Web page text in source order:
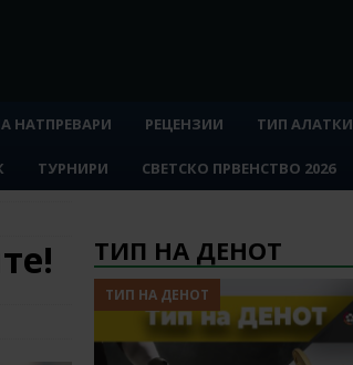
НАТПРЕВАРИ РЕЦЕНЗИИ ТИП АЛАТКИ
ТУРНИРИ СВЕТСКО ПРВЕНСТВО 2026
ТИП НА ДЕНОТ
ТИП НА ДЕНОТ